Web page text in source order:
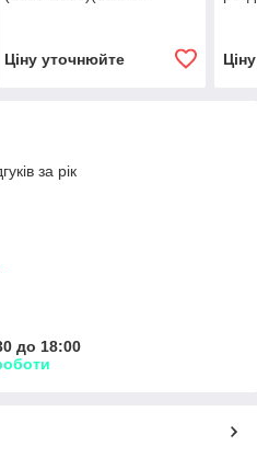
Ціну уточнюйте
за рік
до 18:00